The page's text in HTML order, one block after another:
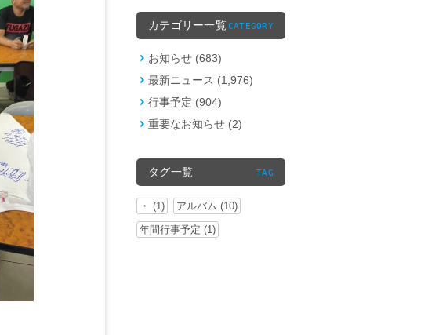
カテゴリー一覧 CATEGORY
お知らせ (683)
最新ニュース (1,976)
行事予定 (904)
重要なお知らせ (2)
タグ一覧 TAG
・ (1)
アルバム (10)
年間行事予定 (1)